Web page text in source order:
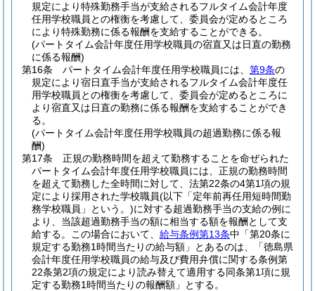
規定により特殊勤務手当が支給されるフルタイム会計年度
任用学校職員との権衡を考慮して、委員会が定めるところ
により特殊勤務に係る報酬を支給することができる。
(パートタイム会計年度任用学校職員の宿直又は日直の勤務
に係る報酬)
第16条
パートタイム会計年度任用学校職員には、 第9条の
規定により宿日直手当が支給されるフルタイム会計年度任
用学校職員との権衡を考慮して、委員会が定めるところに
より宿直又は日直の勤務に係る報酬を支給することができ
る。
(パートタイム会計年度任用学校職員の超過勤務に係る報
酬)
第17条
正規の勤務時間を超えて勤務することを命ぜられた
パートタイム会計年度任用学校職員には、正規の勤務時間
を超えて勤務した全時間に対して、法第22条の4第1項の規
定により採用された学校職員(以下「定年前再任用短時間勤
務学校職員」という。)に対する超過勤務手当の支給の例に
より、当該超過勤務手当の額に相当する額を報酬として支
給する。
この場合において、 給与条例第13条中「第20条に
規定する勤務1時間当たりの給与額」とあるのは、「徳島県
会計年度任用学校職員の給与及び費用弁償に関する条例第
22条第2項の規定により読み替えて適用する同条第1項に規
定する勤務1時間当たりの報酬額」とする。